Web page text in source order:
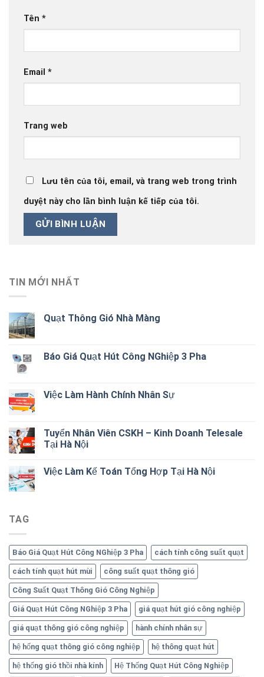
Tên *
Email *
Trang web
Lưu tên của tôi, email, và trang web trong trình
duyệt này cho lần bình luận kế tiếp của tôi.
TIN MỚI NHẤT
Quạt Thông Gió Nhà Màng
Báo Giá Quạt Hút Công NGhiệp 3 Pha
Việc Làm Hành Chính Nhân Sự
Tuyển Nhân Viên CSKH – Kinh Doanh Telesale
Tại Hà Nội
Việc Làm Kế Toán Tổng Hợp Tại Hà Nội
TAG
Báo Giá Quạt Hút Công NGhiệp 3 Pha cách tính công suất quạt
cách tính quạt hút mùi công suất quạt thông gió
Công Suất Quạt Thông Gió Công Nghiệp
Giá Quạt Hút Công NGhiệp 3 Pha giá quạt hút gió công nghiệp
giá quạt thông gió công nghiệp hành chính nhân sự
hệ hống quạt thông gió công nghiệp hệ thông quạt hút
hệ thống gió thồi nhà kính Hệ Thống Quạt Hút Công Nghiệp